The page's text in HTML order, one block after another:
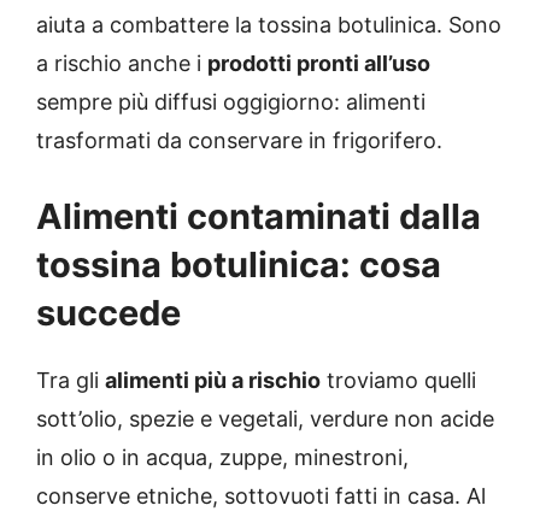
aiuta a combattere la tossina botulinica. Sono
a rischio anche i prodotti pronti all’uso
sempre più diffusi oggigiorno: alimenti
trasformati da conservare in frigorifero.
Alimenti contaminati dalla
tossina botulinica: cosa
succede
Tra gli alimenti più a rischio troviamo quelli
sott’olio, spezie e vegetali, verdure non acide
in olio o in acqua, zuppe, minestroni,
conserve etniche, sottovuoti fatti in casa. Al